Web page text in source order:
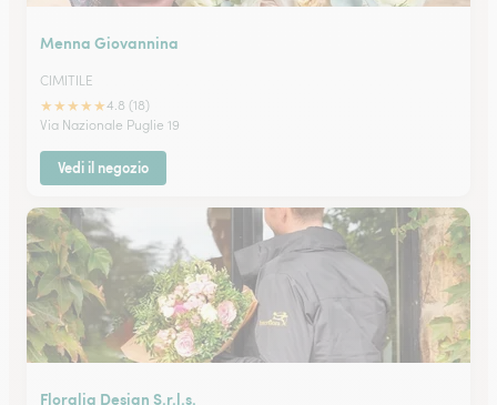
Menna Giovannina
CIMITILE
★★★★★4.8 (18)
Via Nazionale Puglie 19
Vedi il negozio
Floralia Design S.r.l.s.